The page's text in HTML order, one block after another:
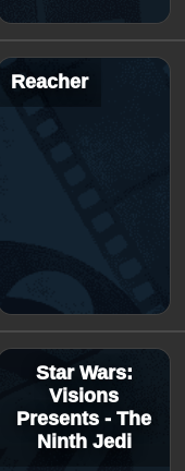
Reacher
Star Wars:
Visions
Presents - The
Ninth Jedi